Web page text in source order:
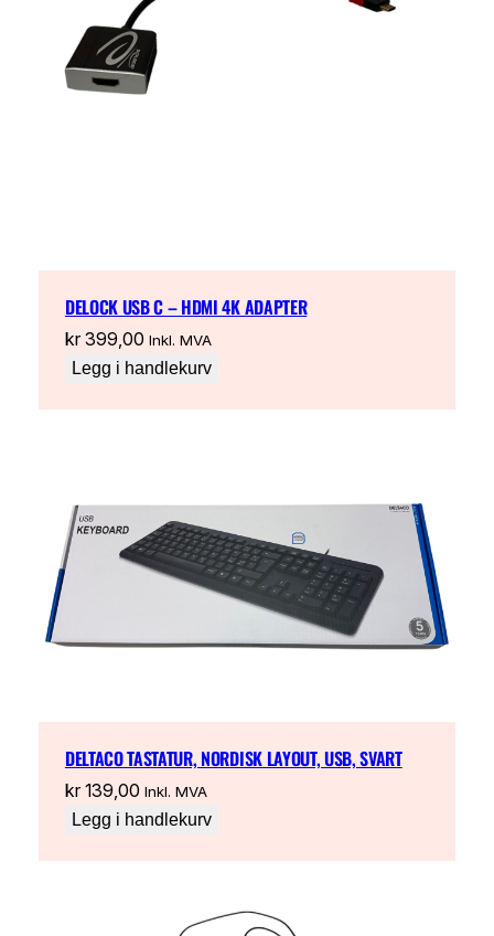
DELOCK USB C – HDMI 4K ADAPTER
kr399,00 Inkl. MVA
Legg i handlekurv
DELTACO TASTATUR, NORDISK LAYOUT, USB, SVART
kr139,00 Inkl. MVA
Legg i handlekurv